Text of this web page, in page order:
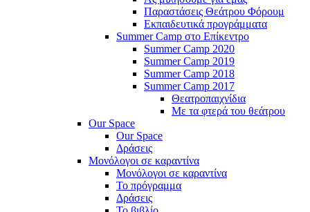
Παραστάσεις Θεάτρου Φόρουμ
Εκπαιδευτικά προγράμματα
Summer Camp στο Επίκεντρο
Summer Camp 2020
Summer Camp 2019
Summer Camp 2018
Summer Camp 2017
Θεατροπαιχνίδια
Με τα φτερά του θεάτρου
Our Space
Our Space
Δράσεις
Μονόλογοι σε καραντίνα
Μονόλογοι σε καραντίνα
Το πρόγραμμα
Δράσεις